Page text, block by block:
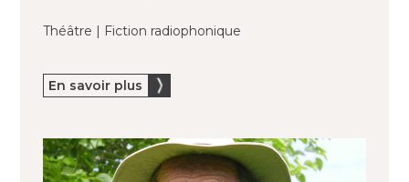
Théâtre | Fiction radiophonique
En savoir plus